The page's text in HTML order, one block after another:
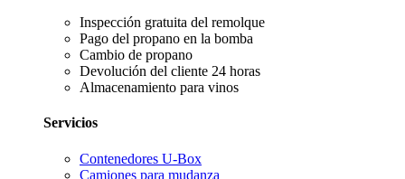
Inspección gratuita del remolque
Pago del propano en la bomba
Cambio de propano
Devolución del cliente 24 horas
Almacenamiento para vinos
Servicios
Contenedores U-Box
Camiones para mudanza